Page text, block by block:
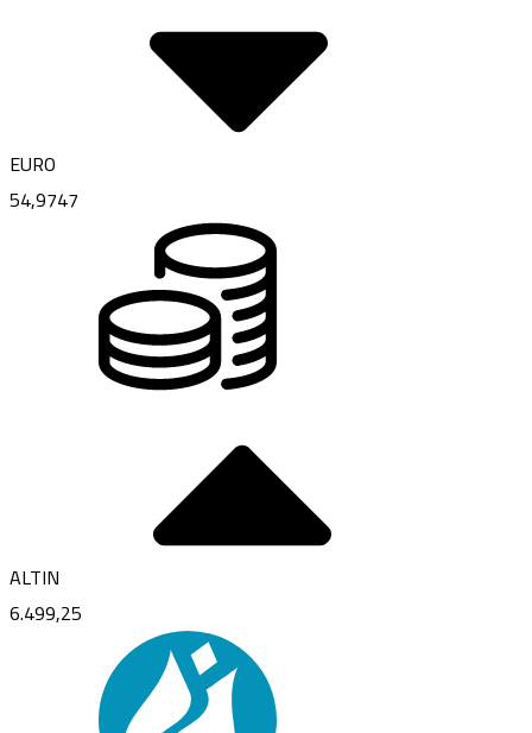
EURO
54,9747
ALTIN
6.499,25